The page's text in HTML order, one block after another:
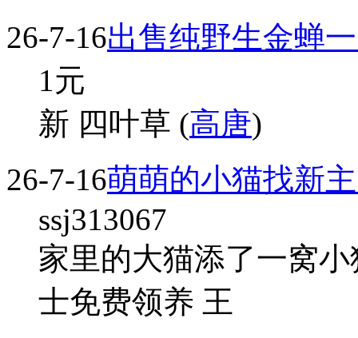
26-7-16出售纯野生金蝉
1元
新 四叶草 (高唐)
26-7-16萌萌的小猫找新
ssj313067
家里的大猫添了一窝
士免费领养 王